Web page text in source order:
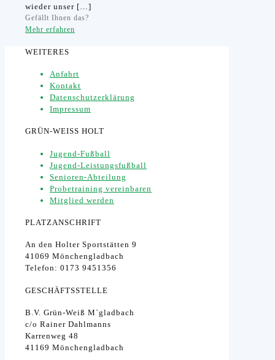
wieder unser […]
Gefällt Ihnen das?
Mehr erfahren
WEITERES
Anfahrt
Kontakt
Datenschutzerklärung
Impressum
GRÜN-WEISS HOLT
Jugend-Fußball
Jugend-Leistungsfußball
Senioren-Abteilung
Probetraining vereinbaren
Mitglied werden
PLATZANSCHRIFT
An den Holter Sportstätten 9
41069 Mönchengladbach
Telefon: 0173 9451356
GESCHÄFTSSTELLE
B.V. Grün-Weiß M`gladbach
c/o Rainer Dahlmanns
Karrenweg 48
41169 Mönchengladbach